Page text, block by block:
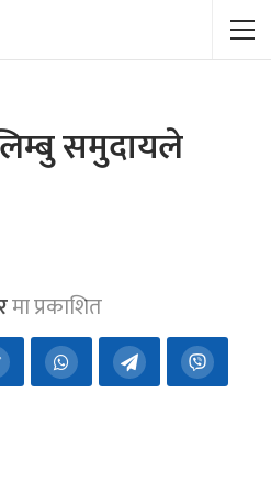
समुदायले
मा प्रकाशित